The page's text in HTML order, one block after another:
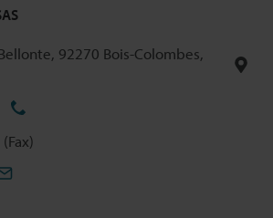
92270 Bois-Colombes,